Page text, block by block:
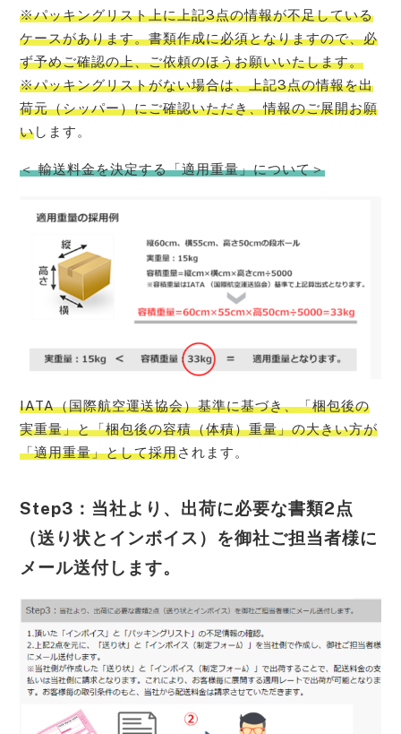
※パッキングリスト上に上記3点の情報が不足している
ケースがあります。書類作成に必須となりますので、必
ず予めご確認の上、ご依頼のほうお願いいたします。
※パッキングリストがない場合は、上記3点の情報を出
荷元（シッパー）にご確認いただき、情報のご展開お願
いします。
＜ 輸送料金を決定する「適用重量」について＞
IATA（国際航空運送協会）基準に基づき、「梱包後の
実重量」と「梱包後の容積（体積）重量」の大きい方が
「適用重量」として採用されます。
Step3：当社より、出荷に必要な書類2点
（送り状とインボイス）を御社ご担当者様に
メール送付します。